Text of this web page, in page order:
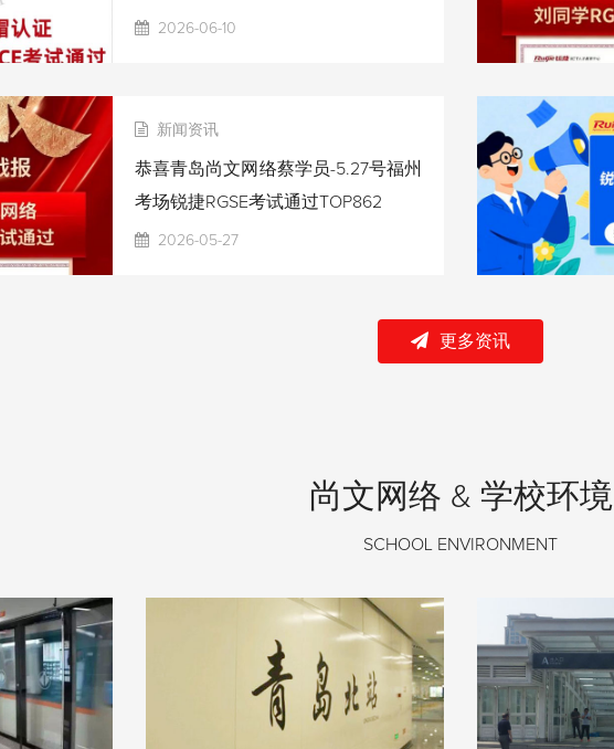
2026-06-10
新闻资讯
恭喜青岛尚文网络蔡学员-5.27号福州
考场锐捷RGSE考试通过TOP862
2026-05-27
更多资讯
尚文网络 & 学校环境
SCHOOL ENVIRONMENT